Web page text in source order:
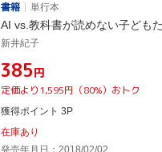
書籍
単行本
AI vs.教科書が読めない子ども
新井紀子
¥385円
定価より1,595円（80%）おトク
獲得ポイント 3P
在庫あり
発売年月日：2018/02/02